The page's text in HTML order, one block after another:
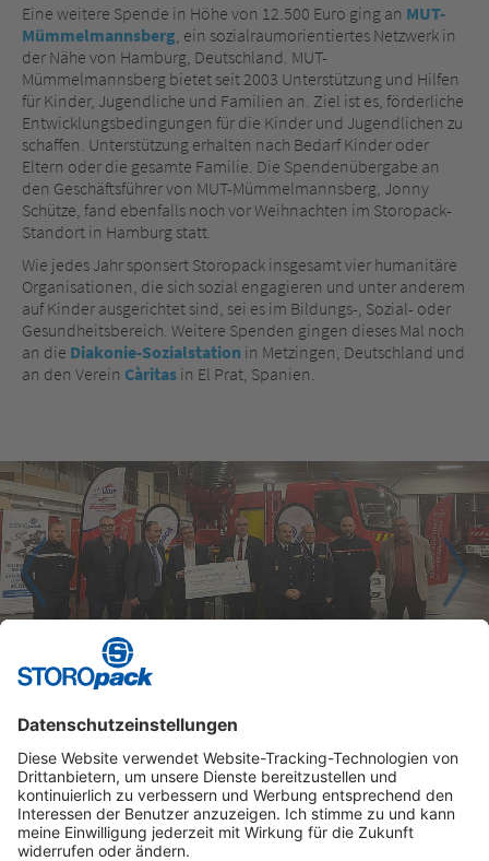
Eine weitere Spende in Höhe von 12.500 Euro ging an MUT-
Mümmelmannsberg , ein sozialraumorientiertes Netzwerk in
der Nähe von Hamburg, Deutschland. MUT-
Mümmelmannsberg bietet seit 2003 Unterstützung und Hilfen
für Kinder, Jugendliche und Familien an. Ziel ist es, förderliche
Entwicklungsbedingungen für die Kinder und Jugendlichen zu
schaffen. Unterstützung erhalten nach Bedarf Kinder oder
Eltern oder die gesamte Familie. Die Spendenübergabe an
den Geschäftsführer von MUT-Mümmelmannsberg, Jonny
Schütze, fand ebenfalls noch vor Weihnachten im Storopack-
Standort in Hamburg statt.
Wie jedes Jahr sponsert Storopack insgesamt vier humanitäre
Organisationen, die sich sozial engagieren und unter anderem
auf Kinder ausgerichtet sind, sei es im Bildungs-, Sozial- oder
Gesundheitsbereich. Weitere Spenden gingen dieses Mal noch
an die Diakonie-Sozialstation in Metzingen, Deutschland und
an den Verein Càritas in El Prat, Spanien.
Instagram LinkedIn Vimeo
YouTube Glassdoor